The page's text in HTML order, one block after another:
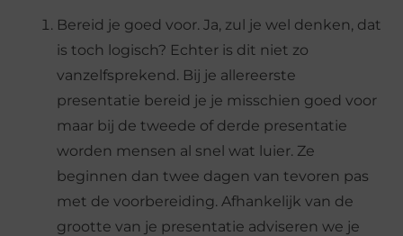
Bereid je goed voor. Ja, zul je wel denken, dat
is toch logisch? Echter is dit niet zo
vanzelfsprekend. Bij je allereerste
presentatie bereid je je misschien goed voor
maar bij de tweede of derde presentatie
worden mensen al snel wat luier. Ze
beginnen dan twee dagen van tevoren pas
met de voorbereiding. Afhankelijk van de
grootte van je presentatie adviseren we je